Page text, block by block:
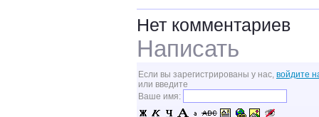
Нет комментариев
Написать
Если вы зарегистрированы у нас, войдите
или введите
Ваше имя: